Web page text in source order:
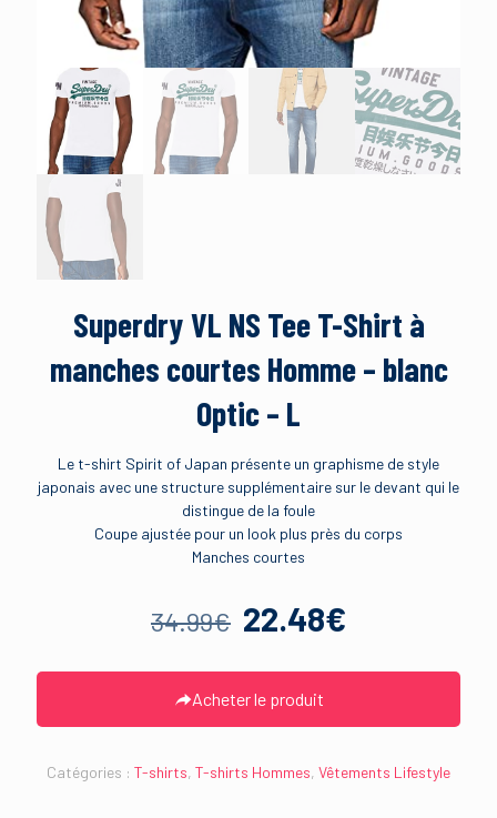
Superdry VL NS Tee T-Shirt à
manches courtes Homme – blanc
Optic – L
Le t-shirt Spirit of Japan présente un graphisme de style
japonais avec une structure supplémentaire sur le devant qui le
distingue de la foule
Coupe ajustée pour un look plus près du corps
Manches courtes
34.99€ Le
initial
était :
22.48€
actuel
est :
Acheter le produit
Catégories : T-shirts, T-shirts Hommes, Vêtements Lifestyle